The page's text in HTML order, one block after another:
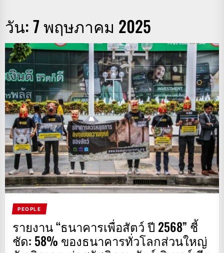
วัน:7 พฤษภาคม 2025
PEOPLE
รายงาน “ธนาคารเพื่อสัตว์ ปี 2568” ชี้
ชัด: 58% ของธนาคารทั่วโลกส่วนใหญ่